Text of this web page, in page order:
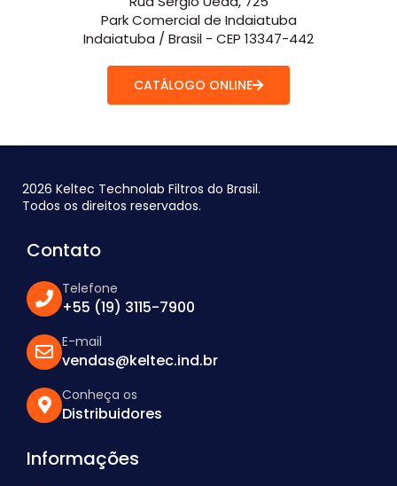
Park Comercial de Indaiatuba
Indaiatuba / Brasil - CEP 13347-442
CATÁLOGO ONLINE
2026 Keltec Technolab Filtros do Brasil.
Todos os direitos reservados.
Contato
Telefone
+55 (19) 3115-7900
E-mail
vendas@keltec.ind.br
Conheça os
Distribuidores
Informações